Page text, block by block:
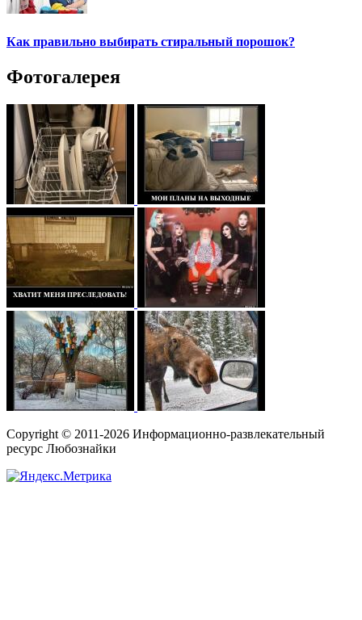
Как правильно выбирать стиральный порошок?
Фотогалерея
Copyright © 2011-2026 Информационно-развлекательный
ресурс Любознайки